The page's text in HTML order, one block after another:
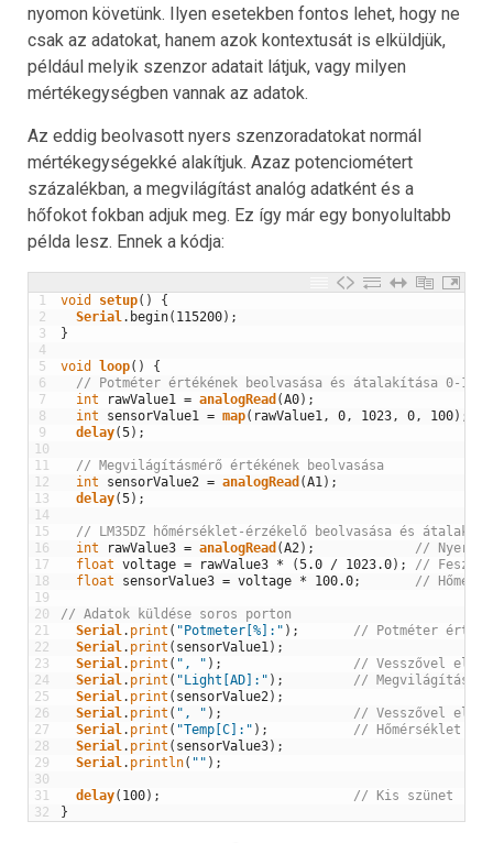
nyomon követünk. Ilyen esetekben fontos lehet, hogy ne
csak az adatokat, hanem azok kontextusát is elküldjük,
például melyik szenzor adatait látjuk, vagy milyen
mértékegységben vannak az adatok.
Az eddig beolvasott nyers szenzoradatokat normál
mértékegységekké alakítjuk. Azaz potenciométert
százalékban, a megvilágítást analóg adatként és a
hőfokot fokban adjuk meg. Ez így már egy bonyolultabb
példa lesz. Ennek a kódja:
1
2
3
4
5
6
7
8
9
10
11
12
13
14
15
16
17
18
19
20
21
22
23
24
25
26
27
28
29
30
31
32
void setup( )
{
Serial. begin( 115200) ;
}
void loop( )
{
// Potméter értékének beolvasása és átalakítása 0-100
int
rawValue1 = analogRead (A0) ;
int
sensorValue1 = map( rawValue1, 0, 1023, 0, 100) ;
delay(5) ;
// Megvilágításmérő értékének beolvasása
int
sensorValue2 = analogRead (A1) ;
delay(5) ;
// LM35DZ hőmérséklet-érzékelő beolvasása és
int
rawValue3 = analogRead (A2) ;
// Nyers
float voltage = rawValue3 * (5.0 / 1023.0) ;
//
float
sensorValue3 = voltage * 100.0; //
// Adatok küldése soros porton
Serial. print ( "Potmeter[%]:" ) ;
// Potméter érték
Serial. print ( sensorValue1) ;
Serial. print ( ", " ) ;
// Vesszővel
Serial. print ( "Light[AD]:" ) ;
//
Serial. print ( sensorValue2) ;
Serial. print ( ", " ) ;
// Vesszővel
Serial. print ( "Temp[C]:" ) ;
// Hőmérséklet
Serial. print ( sensorValue3) ;
Serial. println( "" ) ;
delay( 100) ;
// Kis szünet
}